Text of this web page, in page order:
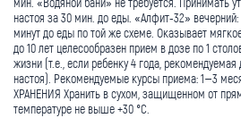
настоя за 30 мин. до еды. «Алфит-32»
минут до еды по той же схеме. Оказывает
до 10 лет целесообразен прием в дозе по 1
жизни (т.е., если ребенку 4 года,
настоя). Рекомендуемые курсы приема: 1–3
ХРАНЕНИЯ Хранить в сухом, защищенном от
температуре не выше +30 °С.